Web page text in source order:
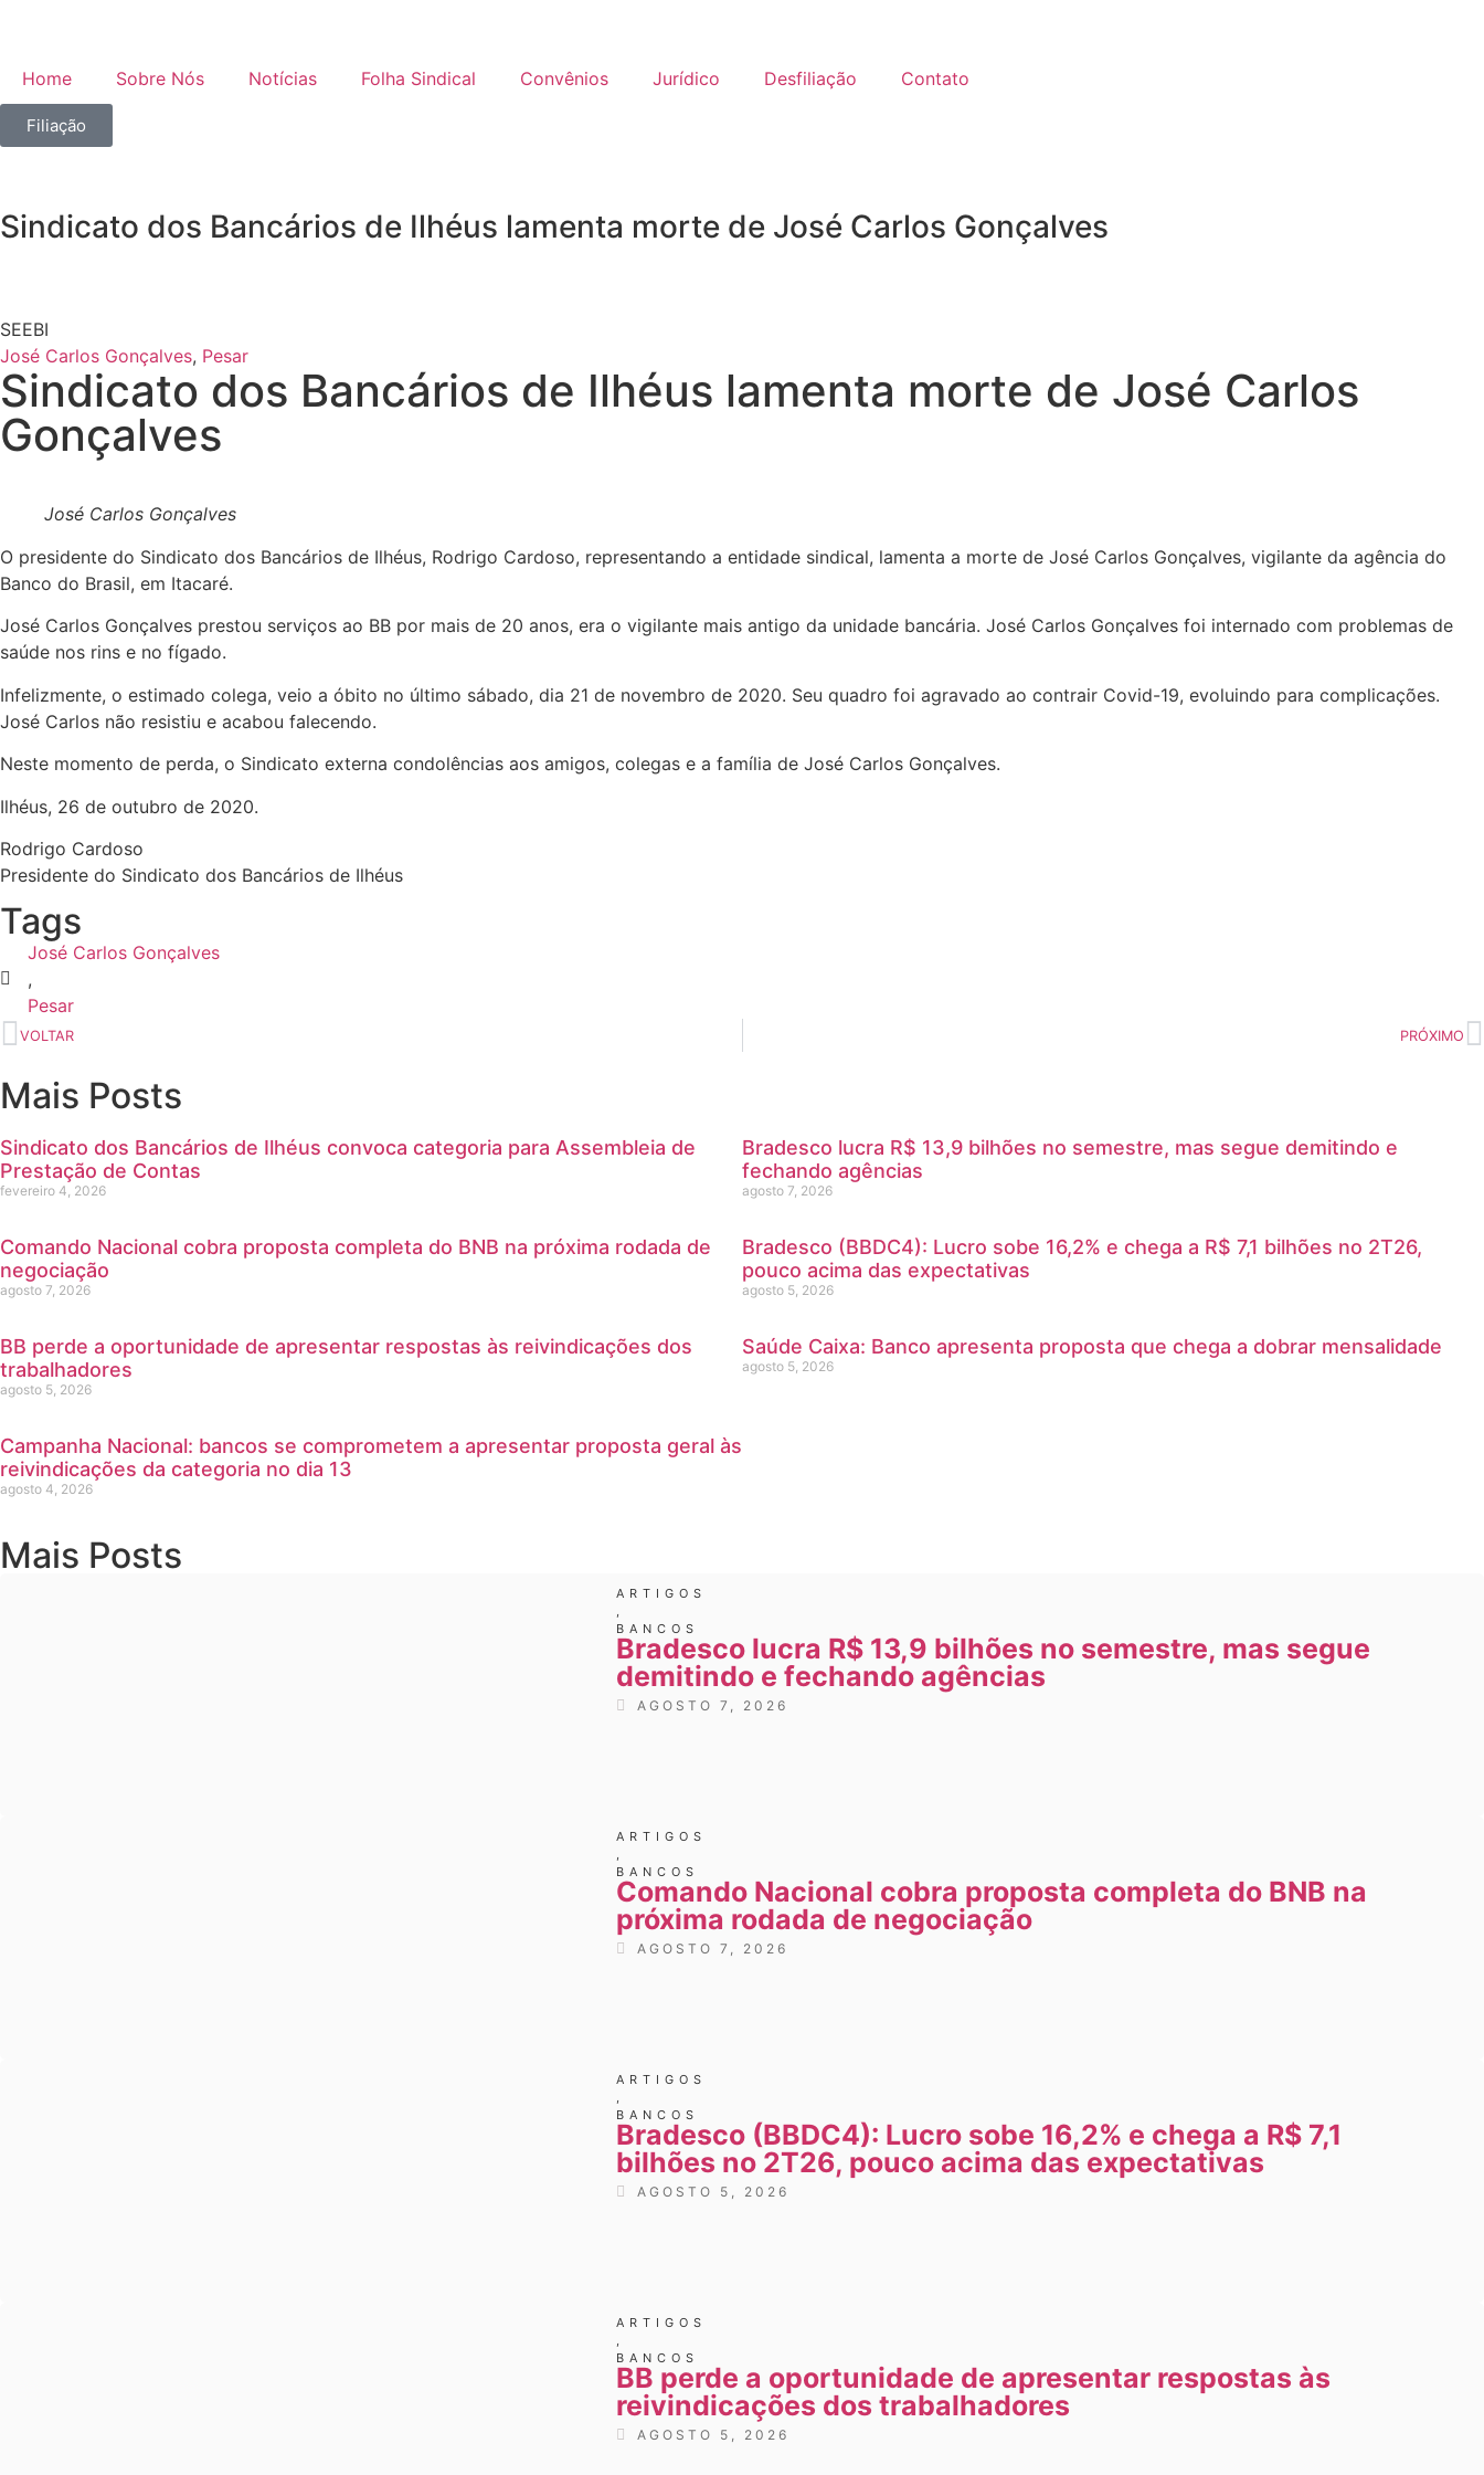
Home Sobre Nós Notícias Folha Sindical Convênios Jurídico Desfiliação Contato
Filiação
Sindicato dos Bancários de Ilhéus lamenta morte de José Carlos Gonçalves
SEEBI
José Carlos Gonçalves, Pesar
Sindicato dos Bancários de Ilhéus lamenta morte de José Carlos
Gonçalves
José Carlos Gonçalves
O presidente do Sindicato dos Bancários de Ilhéus, Rodrigo Cardoso, representando a entidade sindical, lamenta a morte de José Carlos Gonçalves, vigilante da agência do
Banco do Brasil, em Itacaré.
José Carlos Gonçalves prestou serviços ao BB por mais de 20 anos, era o vigilante mais antigo da unidade bancária. José Carlos Gonçalves foi internado com problemas de
saúde nos rins e no fígado.
Infelizmente, o estimado colega, veio a óbito no último sábado, dia 21 de novembro de 2020. Seu quadro foi agravado ao contrair Covid-19, evoluindo para complicações.
José Carlos não resistiu e acabou falecendo.
Neste momento de perda, o Sindicato externa condolências aos amigos, colegas e a família de José Carlos Gonçalves.
Ilhéus, 26 de outubro de 2020.
Rodrigo Cardoso
Presidente do Sindicato dos Bancários de Ilhéus
Tags
José Carlos Gonçalves
,
Pesar
VOLTAR PRÓXIMO
Mais Posts
Sindicato dos Bancários de Ilhéus convoca categoria para Assembleia de
Prestação de Contas
fevereiro 4, 2026
Bradesco lucra R$ 13,9 bilhões no semestre, mas segue demitindo e
fechando agências
agosto 7, 2026
Comando Nacional cobra proposta completa do BNB na próxima rodada de
negociação
agosto 7, 2026
Bradesco (BBDC4): Lucro sobe 16,2% e chega a R$ 7,1 bilhões no 2T26,
pouco acima das expectativas
agosto 5, 2026
BB perde a oportunidade de apresentar respostas às reivindicações dos
trabalhadores
agosto 5, 2026
Saúde Caixa: Banco apresenta proposta que chega a dobrar mensalidade
agosto 5, 2026
Campanha Nacional: bancos se comprometem a apresentar proposta geral às
reivindicações da categoria no dia 13
agosto 4, 2026
Mais Posts
ARTIGOS
,
BANCOS
Bradesco lucra R$ 13,9 bilhões no semestre, mas segue
demitindo e fechando agências
AGOSTO 7, 2026
ARTIGOS
,
BANCOS
Comando Nacional cobra proposta completa do BNB na
próxima rodada de negociação
AGOSTO 7, 2026
ARTIGOS
,
BANCOS
Bradesco (BBDC4): Lucro sobe 16,2% e chega a R$ 7,1
bilhões no 2T26, pouco acima das expectativas
AGOSTO 5, 2026
ARTIGOS
,
BANCOS
BB perde a oportunidade de apresentar respostas às
reivindicações dos trabalhadores
AGOSTO 5, 2026